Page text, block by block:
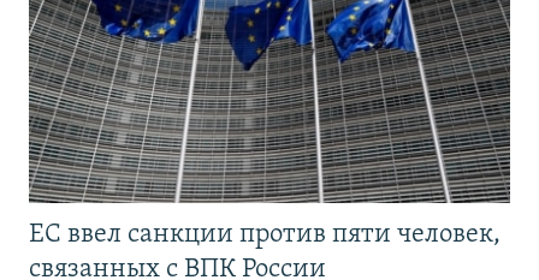
ЕС ввел санкции против пяти человек,
связанных с ВПК России